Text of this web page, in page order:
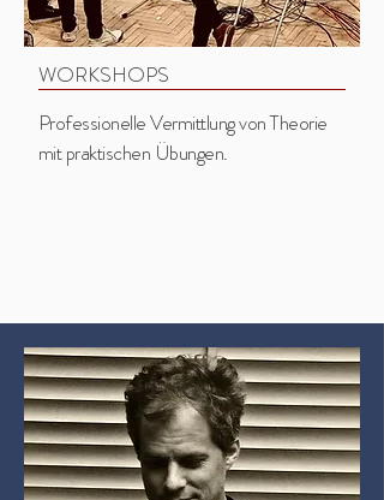
WORKSHOPS
Professionelle Vermittlung von Theorie
mit praktischen Übungen.